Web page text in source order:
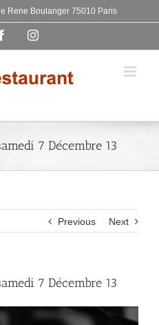
Rene Boulanger 75010 Paris
FacebookInstagram
7 Décembre 13
Previous Next
7 Décembre 13